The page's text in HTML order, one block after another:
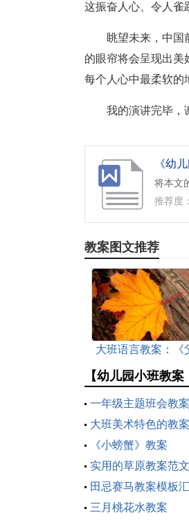
这振奋人心、令人雀
眺望未来，中国
的眼帘将会呈现出美
每个人心中最柔软的
我的演讲完毕，
《幼
将本文
推荐度：
教案图文推荐
大班语言教案：《
【幼儿园小班教
一年级主题班会教案
大班美术特色的教案
《小螃蟹》教案
实用的草原教案范
田忌赛马教案模板
三月桃花水教案